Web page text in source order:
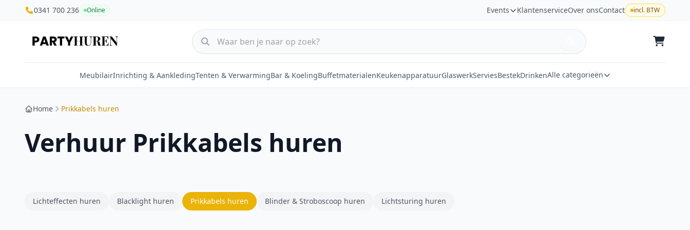
0341 700 236 Online Events KlantenserviceOver onsContact incl. BTW
MeubilairInrichting & AankledingTenten & VerwarmingBar & KoelingBuffetmaterialenKeukenapparatuurGlaswerkServiesBestekDrinkenAlle categorieën
Home Prikkabels huren
Verhuur Prikkabels huren
Lichteffecten huren Blacklight huren Prikkabels huren Blinder & Stroboscoop huren Lichtsturing huren